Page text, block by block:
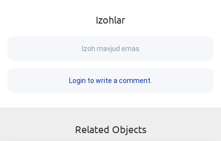
Izohlar
Izoh mavjud emas
Login to write a comment.
Related Objects